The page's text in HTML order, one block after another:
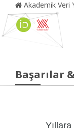
Akademik Veri
Başarılar
Yıllara